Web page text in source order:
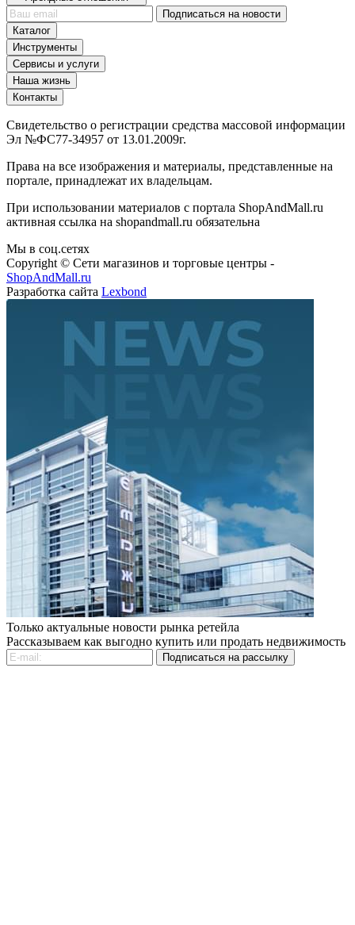
Подписаться на новости
Каталог
Инструменты
Сервисы и услуги
Наша жизнь
Контакты
Свидетельство о регистрации средства массовой информации
Эл №ФС77-34957 от 13.01.2009г.
Права на все изображения и материалы, представленные на
портале, принадлежат их владельцам.
При использовании материалов с портала ShopAndMall.ru
активная ссылка на shopandmall.ru обязательна
Мы в соц.сетях
Copyright © Сети магазинов и торговые центры -
ShopAndMall.ru
Разработка сайта Lexbond
Только актуальные новости рынка ретейла
Рассказываем как выгодно купить или продать недвижимость